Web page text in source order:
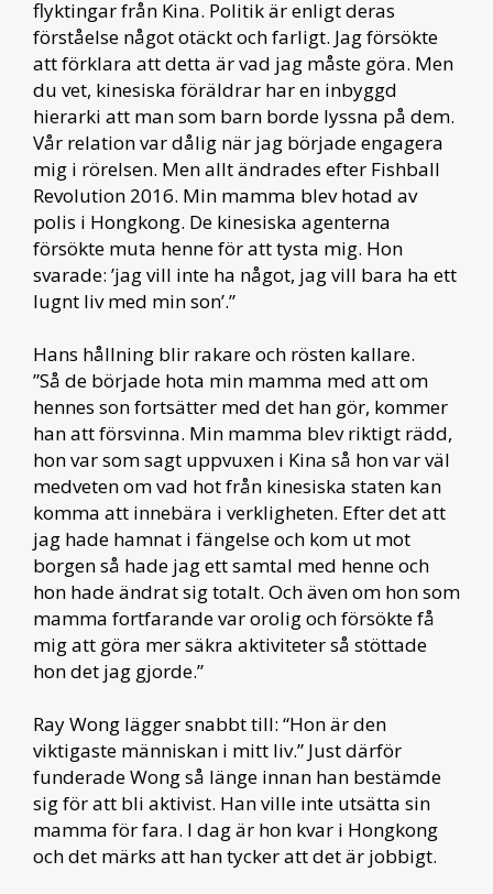
flyktingar från Kina. Politik är enligt deras
förståelse något otäckt och farligt. Jag försökte
att förklara att detta är vad jag måste göra. Men
du vet, kinesiska föräldrar har en inbyggd
hierarki att man som barn borde lyssna på dem.
Vår relation var dålig när jag började engagera
mig i rörelsen. Men allt ändrades efter Fishball
Revolution 2016. Min mamma blev hotad av
polis i Hongkong. De kinesiska agenterna
försökte muta henne för att tysta mig. Hon
svarade: ’jag vill inte ha något, jag vill bara ha ett
lugnt liv med min son’.”
Hans hållning blir rakare och rösten kallare.
”Så de började hota min mamma med att om
hennes son fortsätter med det han gör, kommer
han att försvinna. Min mamma blev riktigt rädd,
hon var som sagt uppvuxen i Kina så hon var väl
medveten om vad hot från kinesiska staten kan
komma att innebära i verkligheten. Efter det att
jag hade hamnat i fängelse och kom ut mot
borgen så hade jag ett samtal med henne och
hon hade ändrat sig totalt. Och även om hon som
mamma fortfarande var orolig och försökte få
mig att göra mer säkra aktiviteter så stöttade
hon det jag gjorde.”
Ray Wong lägger snabbt till: “Hon är den
viktigaste människan i mitt liv.” Just därför
funderade Wong så länge innan han bestämde
sig för att bli aktivist. Han ville inte utsätta sin
mamma för fara. I dag är hon kvar i Hongkong
och det märks att han tycker att det är jobbigt.